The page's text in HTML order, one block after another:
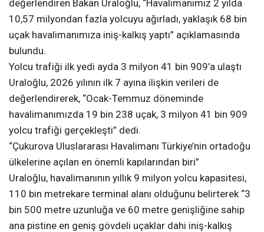
değerlendiren Bakan Uraloğlu, “Havalimanımız 2 yılda
10,57 milyondan fazla yolcuyu ağırladı, yaklaşık 68 bin
uçak havalimanımıza iniş-kalkış yaptı” açıklamasında
bulundu.
Yolcu trafiği ilk yedi ayda 3 milyon 41 bin 909’a ulaştı
Uraloğlu, 2026 yılının ilk 7 ayına ilişkin verileri de
değerlendirerek, “Ocak-Temmuz döneminde
havalimanımızda 19 bin 238 uçak, 3 milyon 41 bin 909
yolcu trafiği gerçekleşti” dedi.
“Çukurova Uluslararası Havalimanı Türkiye’nin ortadoğu
ülkelerine açılan en önemli kapılarından biri”
Uraloğlu, havalimanının yıllık 9 milyon yolcu kapasitesi,
110 bin metrekare terminal alanı olduğunu belirterek “3
bin 500 metre uzunluğa ve 60 metre genişliğine sahip
ana pistine en geniş gövdeli uçaklar dahi iniş-kalkış